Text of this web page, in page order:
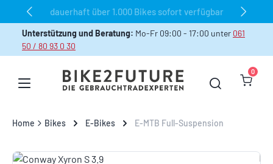
Zum Hauptinhalt springen
dauerhaft über 1.000 Bikes sofort verfügbar
Unterstützung und Beratung: Mo-Fr 09:00 - 17:00 unter 061
50 / 80 93 0 30
0
Home Bikes E-Bikes E-MTB Full-Suspension
Bildergalerie überspringen